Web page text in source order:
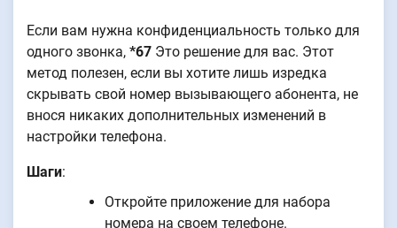
Если вам нужна конфиденциальность только для
одного звонка, *67 Это решение для вас. Этот
метод полезен, если вы хотите лишь изредка
скрывать свой номер вызывающего абонента, не
внося никаких дополнительных изменений в
настройки телефона.
Шаги:
Откройте приложение для набора
номера на своем телефоне.